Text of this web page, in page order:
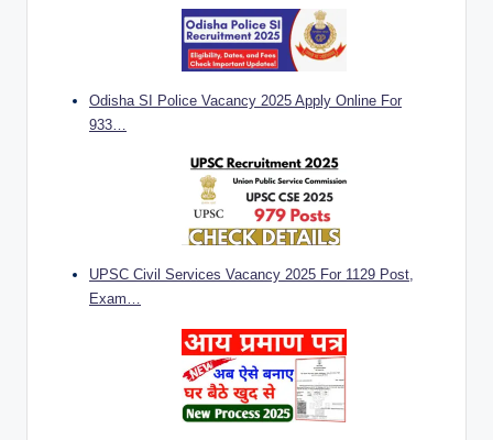
Odisha SI Police Vacancy 2025 Apply Online For
933…
UPSC Civil Services Vacancy 2025 For 1129 Post,
Exam…